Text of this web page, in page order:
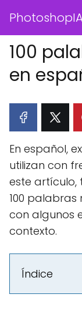
100
en
En español,
utilizan con
este artículo,
100 palabras
con algunos
contexto.
Índice